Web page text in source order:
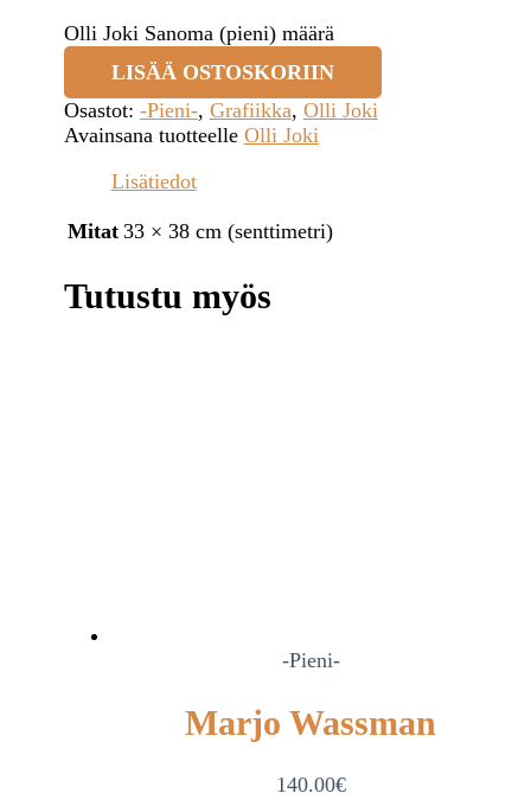
Olli Joki Sanoma (pieni) määrä
LISÄÄ OSTOSKORIIN
Osastot: -Pieni-, Grafiikka, Olli Joki
Avainsana tuotteelle Olli Joki
Lisätiedot
Mitat 33 × 38 cm (senttimetri)
Tutustu myös
-Pieni-
Marjo Wassman
140.00€